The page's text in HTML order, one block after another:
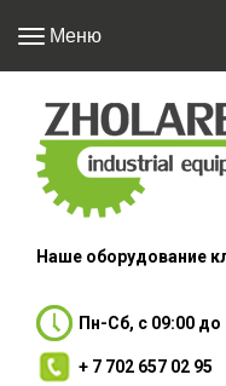
Наше оборудование
Пн-Сб, с 09:00 до
+ 7 702 657 02 95
Меню